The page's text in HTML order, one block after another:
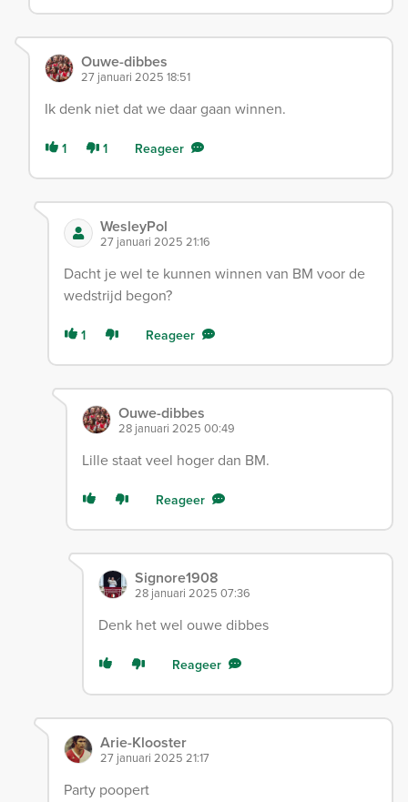
Ouwe-dibbes
27 januari 2025 18:51
Ik denk niet dat we daar gaan winnen.
1 1 Reageer
WesleyPol
27 januari 2025 21:16
Dacht je wel te kunnen winnen van BM voor de
wedstrijd begon?
1 Reageer
Ouwe-dibbes
28 januari 2025 00:49
Lille staat veel hoger dan BM.
Reageer
Signore1908
28 januari 2025 07:36
Denk het wel ouwe dibbes
Reageer
Arie-Klooster
27 januari 2025 21:17
Party poopert